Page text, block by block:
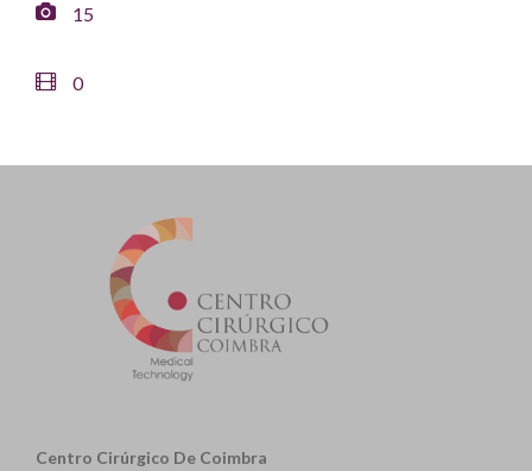
15
0
Centro Cirúrgico De Coimbra